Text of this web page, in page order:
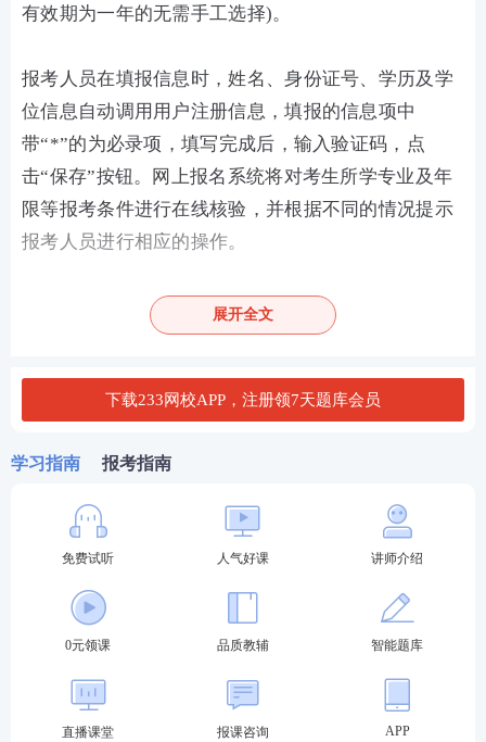
有效期为一年的无需手工选择)。
报考人员在填报信息时，姓名、身份证号、学历及学
位信息自动调用用户注册信息，填报的信息项中
带“*”的为必录项，填写完成后，输入验证码，点
击“保存”按钮。网上报名系统将对考生所学专业及年
限等报考条件进行在线核验，并根据不同的情况提示
报考人员进行相应的操作。
注意：成绩有效期大于1年的考试，在录入或修改报名
信息时，如报考人员在成绩有效期内存在已经通过的
报考人员确认提交的报名信息真实、准确、完整、有
效，报名信息一经确认后，报考人员将无法再次修改
报名信息，报考人员应认真仔细检查录入的信息。
第五步：签署《报考承诺书》
报考人员填报相关信息后，系统生成《专业技术人员
资格考试报名证明事项告知承诺制报考承诺书》(电子
展开全文
下载233网校APP，注册领7天题库会员
学习指南 报考指南
免费试听 人气好课 讲师介绍
0元领课 品质教辅 智能题库
直播课堂 报课咨询 APP